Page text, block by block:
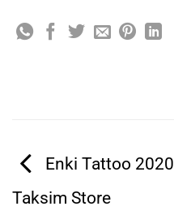
Enki Tattoo 2020
Taksim Store